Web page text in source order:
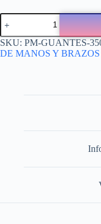
SKU: PM-GUANTES-
DE MANOS Y BRAZOS